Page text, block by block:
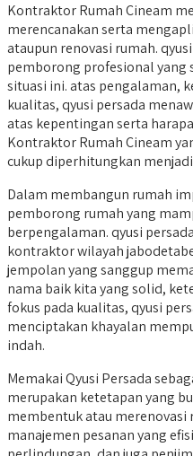
Kontraktor Rumah Cineam
merencanakan serta
ataupun renovasi rumah.
pemborong profesional yang
situasi ini. atas pengalaman,
kualitas, qyusi persada
atas kepentingan serta
Kontraktor Rumah Cineam
cukup diperhitungkan
Dalam membangun rumah
pemborong rumah yang
berpengalaman. qyusi
kontraktor wilayah
jempolan yang sanggup
nama baik kita yang solid,
fokus pada kualitas, qyusi
menciptakan khayalan
indah.
Memakai Qyusi Persada
merupakan ketetapan yang
membentuk atau merenovasi
manajemen pesanan yang